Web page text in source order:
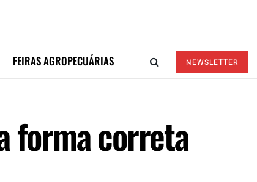
FEIRAS AGROPECUÁRIAS NEWSLETTER
forma correta